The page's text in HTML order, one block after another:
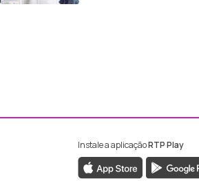
da RTP Madeira
da RTP Madeira
Instale a aplicaçãoRTP Play